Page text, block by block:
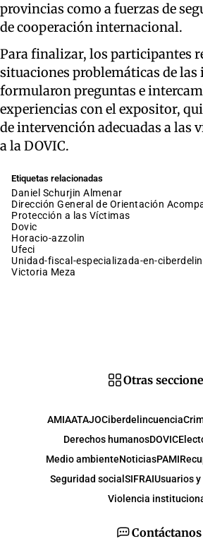
provincias como a fuerzas de
de cooperación internacional.
Para finalizar, los participantes
situaciones problemáticas de
formularon preguntas e
experiencias con el expositor,
de intervención adecuadas a las
a la DOVIC.
Etiquetas relacionadas
Daniel Schurjin Almenar
Dirección General de Orientación Acompañamiento y
Protección a las Víctimas
dovic
horacio-azzolin
ufeci
unidad-fiscal-especializada-en-
Victoria Meza
Contáctanos
Otras
AMIAATAJOCiberdelincuencia
Derechos humanosDOVIC
Medio ambienteNoticiasPAMI
Seguridad social SIFRAIUsuarios
Violencia